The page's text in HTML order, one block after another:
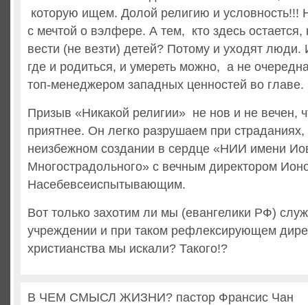
которую ищем. Долой религию и условность!!!
с мечтой о вэлфере. А тем, кто здесь остается,
вести (не везти) детей? Потому и уходят
где и родиться, и умереть можно, а не
топ-менеджером западных ценностей во главе.
Призыв «Никакой религии» не нов и не вечен,
приятнее. Он легко разрушаем при
неизбежном создании в сердце «НИИ имени
Многострадольного» с вечным директором
Насебевсеиспытывающим.
Вот только захотим ли мы (евангелики РФ)
учреждении и при таком рефлексирующем
христианства мы искали? Такого!?
В ЧЕМ СМЫСЛ ЖИЗНИ? пастор Франсис Чан